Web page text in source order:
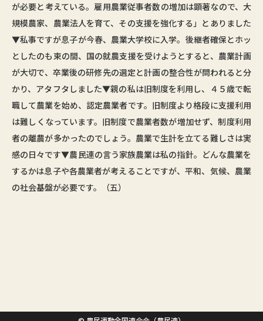
が必要と考えている。雇用農業従事者数の増加は顕著なので、大
規模農家、農業法人を育て、その支援を強化する」とありました
▼私事ですが息子が今春、農業大学校に入学。後継者確保とホッ
としたのも束の間、国の就農支援を受けようとすると、農業計画
が大切で、卒業後の研修先の選定と計画の整合性が問われると分
かり、アタフタしました▼親の私は旧制度を利用し、４５歳で転
職して農業を始め、認定農業者です。旧制度より格段に支援利用
は難しくなっています。旧制度で農業者数が増加せず、制度利用
者の離農が多かったのでしょう。農業で生計を立てる難しさは実
感の日々です▼農民連の言う家族農業は私の指針。どんな農業を
するかは息子や各農業者が考えることですが、平和、気候、農業
の社会基盤が必要です。（五）